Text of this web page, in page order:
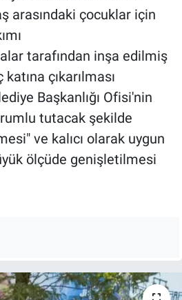
arasındaki çocuklar için
tarafından inşa edilmiş
çıkarılması
Başkanlığı Ofisi'nin
tutacak şekilde
ve kalıcı olarak uygun
ölçüde genişletilmesi